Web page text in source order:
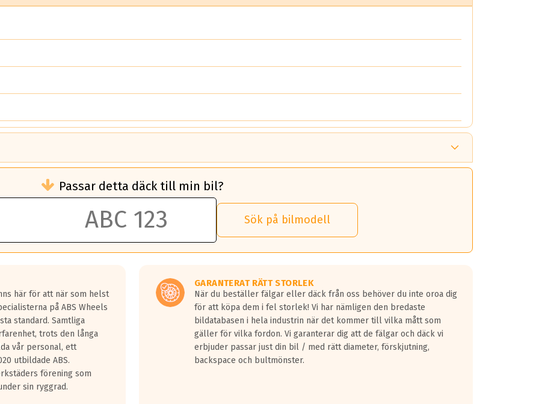
än ett klass G däck.
50 liter bränsle med ett klass A däck gentemot ett klass G däck.
vilken rutt du kör, samt vilken körstil du använder.
lastbilar.
på en väg där det ligger 0.5-1.5 mm vatten.
fyra billängder( ca 18meter) mellan däck med betyg A gentemot
överträffa motorljudet.
ett däck med vågar. Hög bullernivå markeras med svarta vågor
kraven som finns i dagsläget, men är inte längre tillåtna enligt nya
Passar detta däck till min bil?
Sök på bilmodell
här för att när som helst
på ABS Wheels
standard. Samtliga
trots den långa
vår personal, ett
utbildade ABS.
förening som
sin ryggrad.
GARANTERAT RÄTT STORLEK
När du beställer fälgar eller däck från oss behöver du inte oroa dig
för att köpa dem i fel storlek! Vi har nämligen den bredaste
bildatabasen i hela industrin när det kommer till vilka mått som
gäller för vilka fordon. Vi garanterar dig att de fälgar och däck vi
erbjuder passar just din bil / med rätt diameter, förskjutning,
backspace och bultmönster.